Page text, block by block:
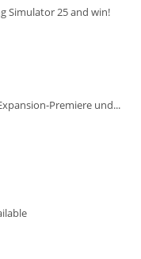
Simulator 25 and win!
Premiere und...